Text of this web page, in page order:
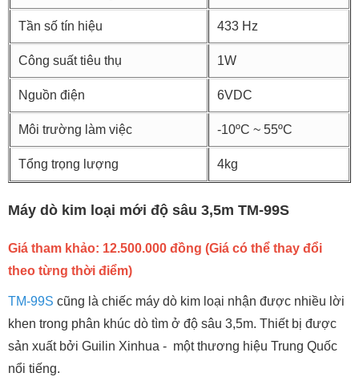
Tần số tín hiệu 433 Hz
Công suất tiêu thụ 1W
Nguồn điện 6VDC
Môi trường làm việc -10ºC ~ 55ºC
Tổng trọng lượng 4kg
Máy dò kim loại mới độ sâu 3,5m TM-99S
Giá tham khảo: 12.500.000 đồng (Giá có thể thay đổi
theo từng thời điểm)
TM-99S cũng là chiếc máy dò kim loại nhận được nhiều lời
khen trong phân khúc dò tìm ở độ sâu 3,5m. Thiết bị được
sản xuất bởi Guilin Xinhua - một thương hiệu Trung Quốc
nổi tiếng.